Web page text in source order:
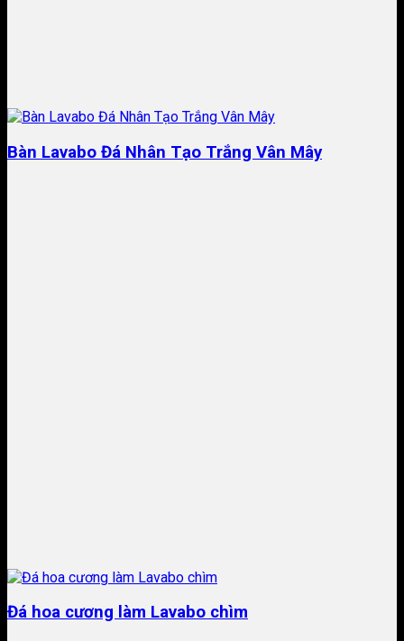
Bàn Lavabo Đá Nhân Tạo Trắng Vân Mây
Đá hoa cương làm Lavabo chìm